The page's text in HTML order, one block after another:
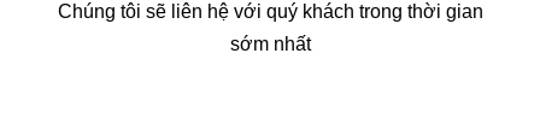
Chúng tôi sẽ liên hệ với quý khách trong thời gian
sớm nhất